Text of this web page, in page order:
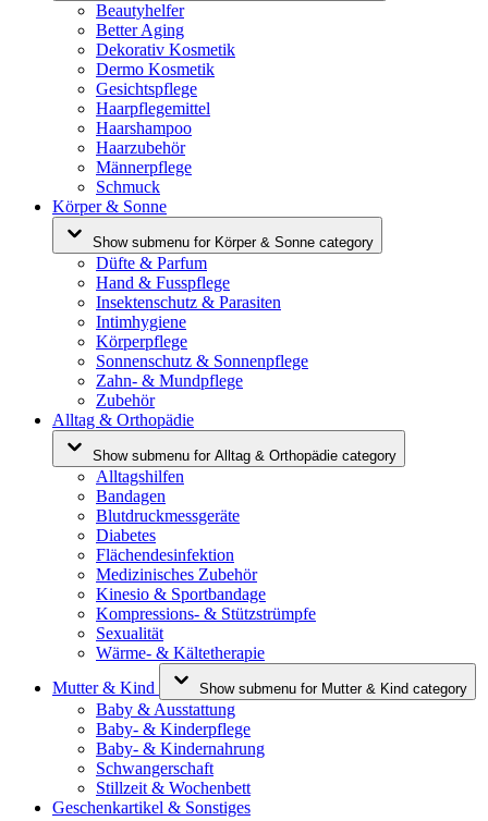
Beautyhelfer
Better Aging
Dekorativ Kosmetik
Dermo Kosmetik
Gesichtspflege
Haarpflegemittel
Haarshampoo
Haarzubehör
Männerpflege
Schmuck
Körper & Sonne
Show submenu for Körper & Sonne category
Düfte & Parfum
Hand & Fusspflege
Insektenschutz & Parasiten
Intimhygiene
Körperpflege
Sonnenschutz & Sonnenpflege
Zahn- & Mundpflege
Zubehör
Alltag & Orthopädie
Show submenu for Alltag & Orthopädie category
Alltagshilfen
Bandagen
Blutdruckmessgeräte
Diabetes
Flächendesinfektion
Medizinisches Zubehör
Kinesio & Sportbandage
Kompressions- & Stützstrümpfe
Sexualität
Wärme- & Kältetherapie
Mutter & Kind
Show submenu for Mutter & Kind category
Baby & Ausstattung
Baby- & Kinderpflege
Baby- & Kindernahrung
Schwangerschaft
Stillzeit & Wochenbett
Geschenkartikel & Sonstiges